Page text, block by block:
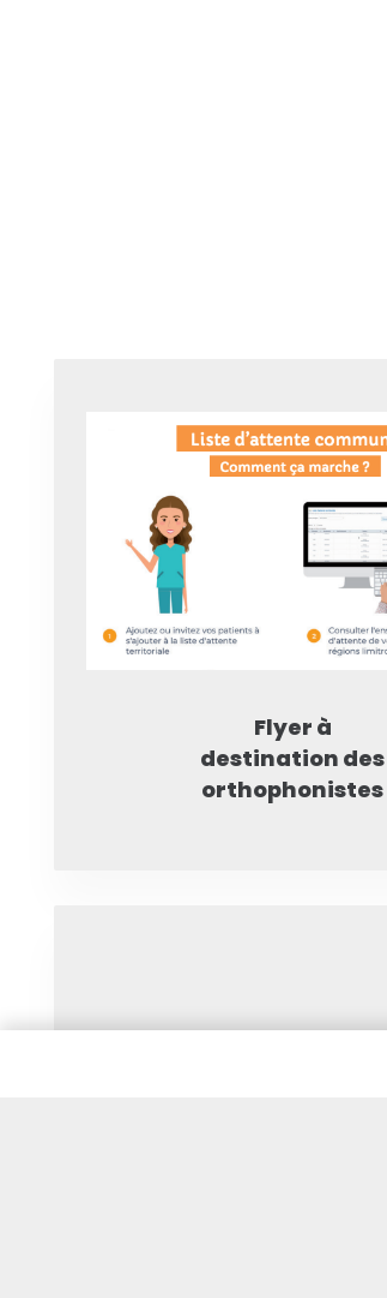
Flyer à
destination des
orthophonistes